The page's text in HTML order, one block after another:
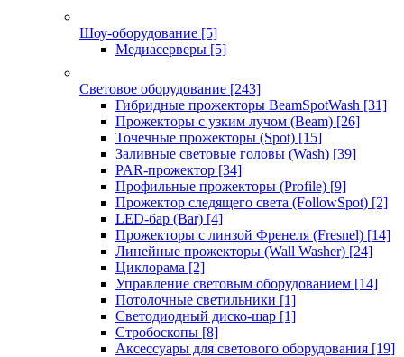
Шоу-оборудование [5]
Медиасерверы [5]
Световое оборудование [243]
Гибридные прожекторы BeamSpotWash [31]
Прожекторы с узким лучом (Beam) [26]
Точечные прожекторы (Spot) [15]
Заливные световые головы (Wash) [39]
PAR-прожектор [34]
Профильные прожекторы (Profile) [9]
Прожектор следящего света (FollowSpot) [2]
LED-бар (Bar) [4]
Прожекторы с линзой Френеля (Fresnel) [14]
Линейные прожекторы (Wall Washer) [24]
Циклорама [2]
Управление световым оборудованием [14]
Потолочные светильники [1]
Светодиодный диско-шар [1]
Стробоскопы [8]
Аксессуары для светового оборудования [19]